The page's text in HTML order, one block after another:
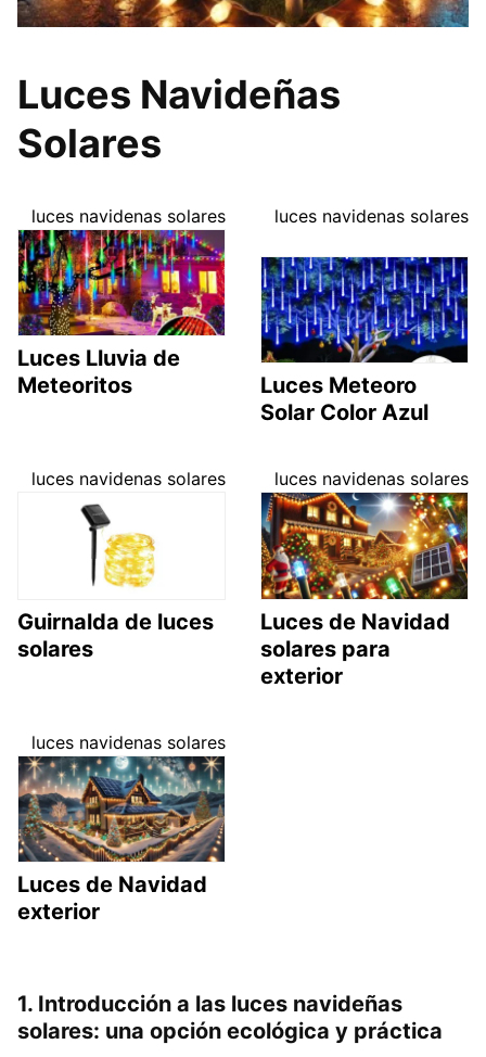
Luces Navideñas
Solares
luces navidenas solares
Luces Lluvia de
Meteoritos
luces navidenas solares
Luces Meteoro
Solar Color Azul
luces navidenas solares
Guirnalda de luces
solares
luces navidenas solares
Luces de Navidad
solares para
exterior
luces navidenas solares
Luces de Navidad
exterior
1. Introducción a las luces navideñas
solares: una opción ecológica y práctica